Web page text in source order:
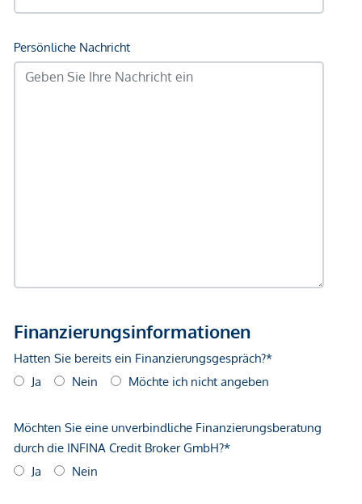
Vertragsabschluss resultierende Rechte sind ausschließlich
geltend zu machen. Wir weisen Sie darauf hin, dass die
gemachten Angaben und Informationen lediglich